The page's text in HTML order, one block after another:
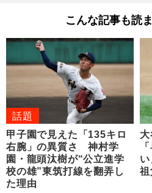
こんな記事も読
話題
甲子園で見えた「135キロ
右腕」の異質さ 神村学
園・龍頭汰樹が“公立進学
校の雄”東筑打線を翻弄し
た理由
祖